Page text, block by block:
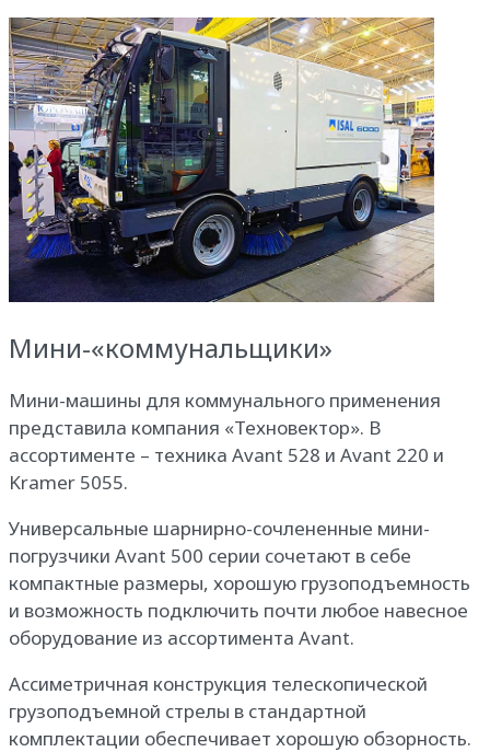
Мини-«коммунальщики»
Мини-машины для коммунального применения
представила компания «Техновектор». В
ассортименте – техника Avant 528 и Avant 220 и
Kramer 5055.
Универсальные шарнирно-сочлененные мини-
погрузчики Avant 500 серии сочетают в себе
компактные размеры, хорошую грузоподъемность
и возможность подключить почти любое навесное
оборудование из ассортимента Avant.
Ассиметричная конструкция телескопической
грузоподъемной стрелы в стандартной
комплектации обеспечивает хорошую обзорность.